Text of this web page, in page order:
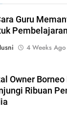
Guru
4 Weeks Ago
Owner
Ribuan